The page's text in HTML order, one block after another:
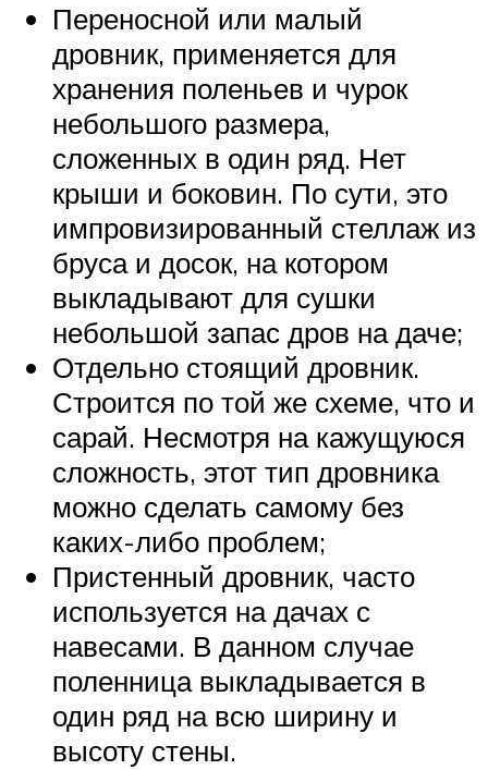
Переносной или малый
дровник, применяется для
хранения поленьев и чурок
небольшого размера,
сложенных в один ряд. Нет
крыши и боковин. По сути, это
импровизированный стеллаж из
бруса и досок, на котором
выкладывают для сушки
небольшой запас дров на даче;
Отдельно стоящий дровник.
Строится по той же схеме, что и
сарай. Несмотря на кажущуюся
сложность, этот тип дровника
можно сделать самому без
каких-либо проблем;
Пристенный дровник, часто
используется на дачах с
навесами. В данном случае
поленница выкладывается в
один ряд на всю ширину и
высоту стены.